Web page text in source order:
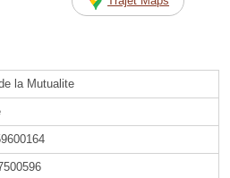
la Mutualite